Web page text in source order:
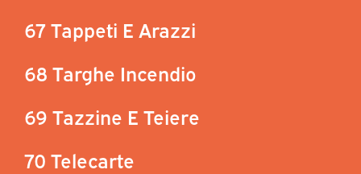
67 Tappeti E Arazzi
68 Targhe Incendio
69 Tazzine E Teiere
70 Telecarte